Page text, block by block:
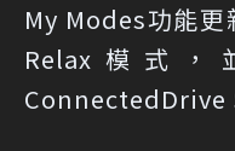
My Modes功能
Relax模式
ConnectedDrive